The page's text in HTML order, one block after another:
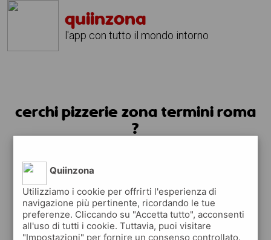
quiinzona
l'app con tutto il mondo intorno
cerchi pizzerie zona termini roma
?
Quiinzona
Utilizziamo i cookie per offrirti l'esperienza di
navigazione più pertinente, ricordando le tue
preferenze. Cliccando su "Accetta tutto", acconsenti
all'uso di tutti i cookie. Tuttavia, puoi visitare
"Impostazioni" per fornire un consenso controllato.